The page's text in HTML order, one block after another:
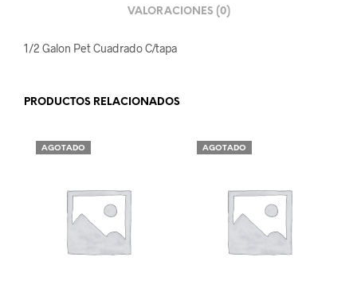
VALORACIONES (0)
1/2 Galon Pet Cuadrado C/tapa
PRODUCTOS RELACIONADOS
AGOTADO AGOTADO